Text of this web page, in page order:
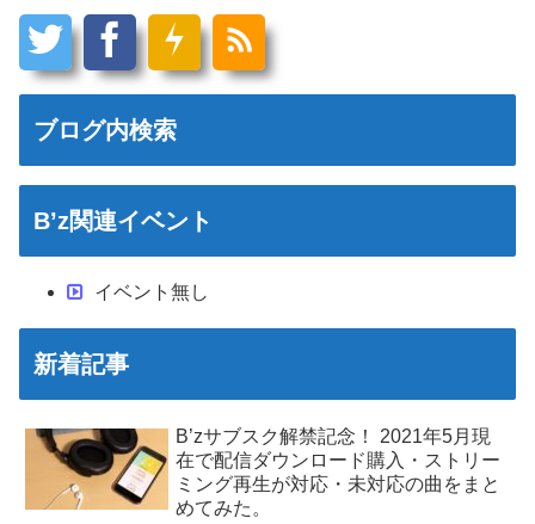
ブログ内検索
B’z関連イベント
イベント無し
新着記事
B’zサブスク解禁記念！ 2021年5月現
在で配信ダウンロード購入・ストリー
ミング再生が対応・未対応の曲をまと
めてみた。